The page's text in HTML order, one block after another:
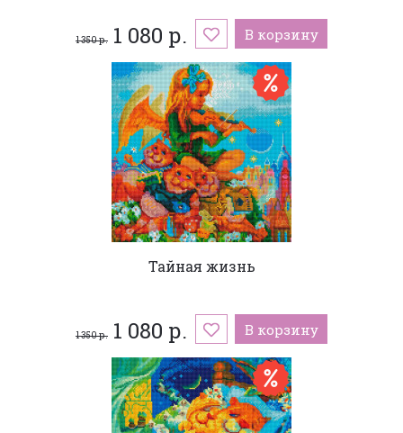
1 350 р. 1 080 р. В корзину
Тайная жизнь
1 350 р. 1 080 р. В корзину